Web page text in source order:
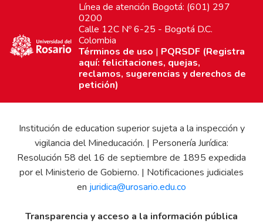
Línea de atención Bogotá: (601) 297
0200
Calle 12C Nº 6-25 - Bogotá D.C.
Colombia
Términos de uso | PQRSDF (Registra
aquí: felicitaciones, quejas,
reclamos, sugerencias y derechos de
petición)
Institución de education superior sujeta a la inspección y
vigilancia del Mineducación. | Personería Jurídica:
Resolución 58 del 16 de septiembre de 1895 expedida
por el Ministerio de Gobierno. | Notificaciones judiciales
en juridica@urosario.edu.co
Transparencia y acceso a la información pública